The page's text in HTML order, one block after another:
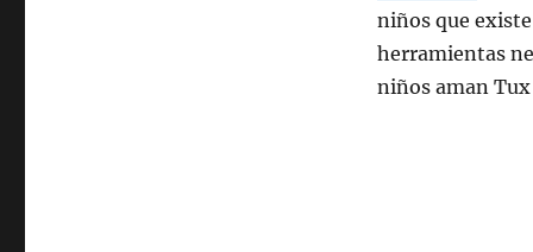
niños que
herramientas
niños aman